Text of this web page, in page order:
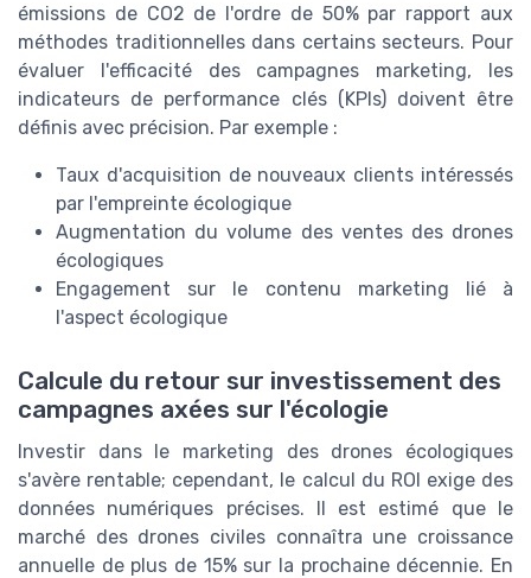
émissions de CO2 de l'ordre de 50% par rapport aux
méthodes traditionnelles dans certains secteurs. Pour
évaluer l'efficacité des campagnes marketing, les
indicateurs de performance clés (KPIs) doivent être
définis avec précision. Par exemple :
Taux d'acquisition de nouveaux clients intéressés
par l'empreinte écologique
Augmentation du volume des ventes des drones
écologiques
Engagement sur le contenu marketing lié à
l'aspect écologique
Calcule du retour sur investissement des
campagnes axées sur l'écologie
Investir dans le marketing des drones écologiques
s'avère rentable; cependant, le calcul du ROI exige des
données numériques précises. Il est estimé que le
marché des drones civiles connaîtra une croissance
annuelle de plus de 15% sur la prochaine décennie. En